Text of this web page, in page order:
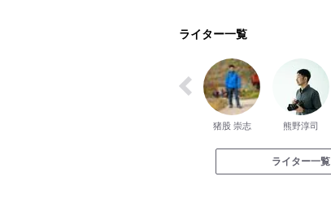
ライター一覧
猪股 崇志 熊野淳司
ライター一覧